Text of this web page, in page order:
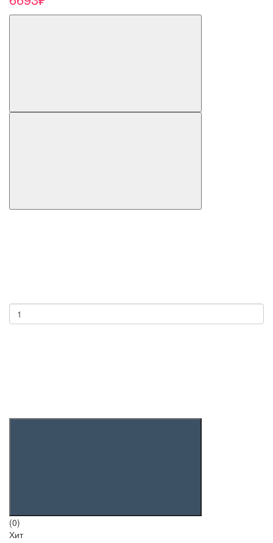
(0)
Хит